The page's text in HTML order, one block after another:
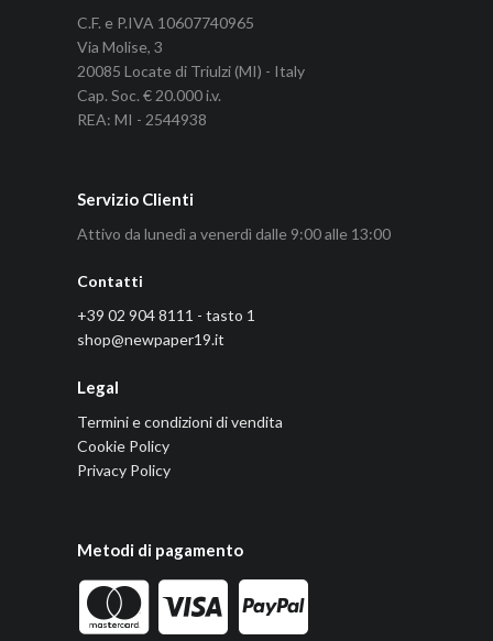
C.F. e P.IVA 10607740965
Via Molise, 3
20085 Locate di Triulzi (MI) - Italy
Cap. Soc. € 20.000 i.v.
REA: MI - 2544938
Servizio Clienti
Attivo da lunedì a venerdì dalle 9:00 alle 13:00
Contatti
+39 02 904 8111 - tasto 1
shop@newpaper19.it
Legal
Termini e condizioni di vendita
Cookie Policy
Privacy Policy
Metodi di pagamento